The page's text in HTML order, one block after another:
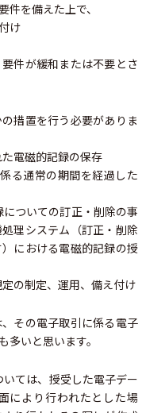
を備えた上で、
け
件が緩和または不要とさ
措置を行う必要がありま
電磁的記録の保存
る通常の期間を経過した
ついての訂正・削除の事
理システム（訂正・削除
における電磁的記録の授
の制定、運用、備え付け
その電子取引に係る電子
いと思います。
ては、授受した電子デー
により行われたとした場